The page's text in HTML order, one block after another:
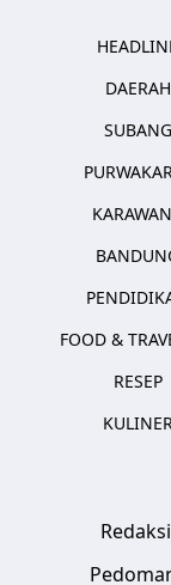
DAERAH
SUBANG
FOOD &
RESEP
Redaksi